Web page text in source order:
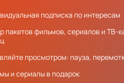
подписка по интересам
пакетов фильмов, сериалов и ТВ-
просмотром: пауза,
и сериалы в подарок